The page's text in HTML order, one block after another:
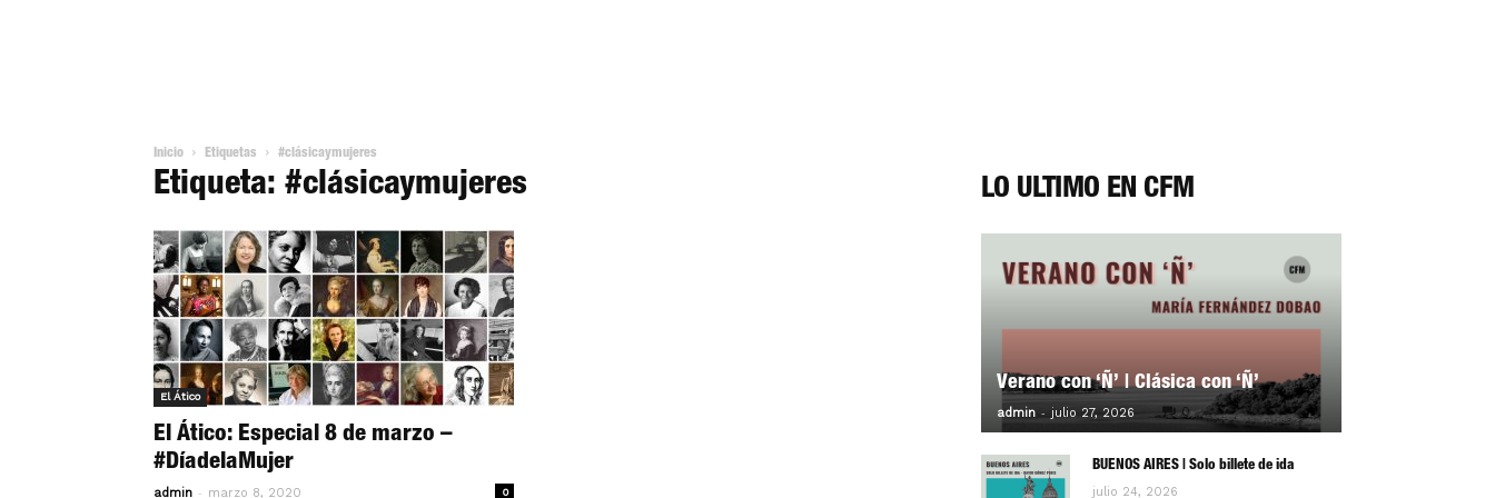
Inicio Etiquetas #clásicaymujeres
Etiqueta: #clásicaymujeres
El Ático
El Ático: Especial 8 de marzo –
#DíadelaMujer
admin - marzo 8, 2020 0
LO ÚLTIMO EN CFM
Verano con ‘Ñ’ | Clásica con ‘Ñ’
admin - julio 27, 2026 0
BUENOS AIRES | Solo billete de ida
julio 24, 2026